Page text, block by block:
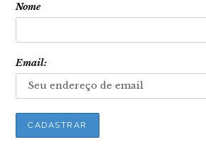
Nome
Email: